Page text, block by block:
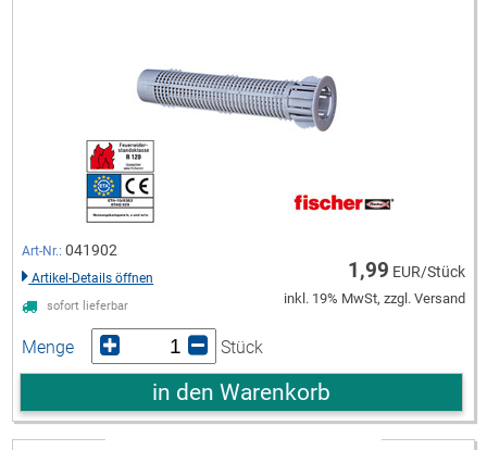
Art-Nr.: 041902
Artikel-Details öffnen
sofort lieferbar
1,99 EUR/Stück
inkl. 19% MwSt, zzgl. Versand
Menge Stück
in den Warenkorb